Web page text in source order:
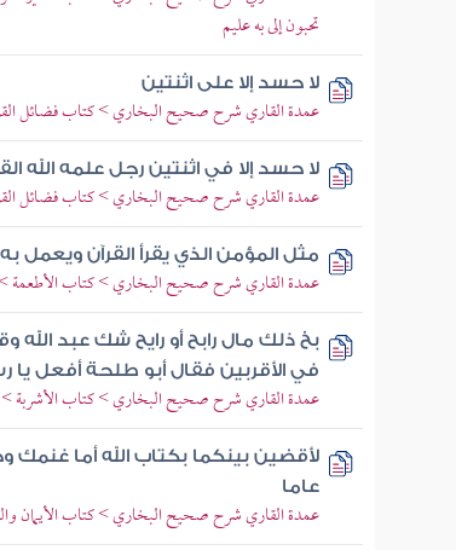
تحبون إلى به عليم
لا حسد إلا على اثنتين
عمدة القاري شرح صحيح البخاري > كتاب فضائل
لا حسد إلا في اثنتين رجل علمه الله
عمدة القاري شرح صحيح البخاري > كتاب فضائل
مثل المؤمن الذي يقرأ القرآن ويعمل به
عمدة القاري شرح صحيح البخاري > كتاب الأطعمة
بخ ذلك مال رابح أو رايح شك عبد
في الأقربين فقال أبو طلحة أفعل يا
عمدة القاري شرح صحيح البخاري > كتاب الأشربة >
لأقضين بينكما بكتاب الله أما غنمك
عاما
عمدة القاري شرح صحيح البخاري > كتاب الأيمان